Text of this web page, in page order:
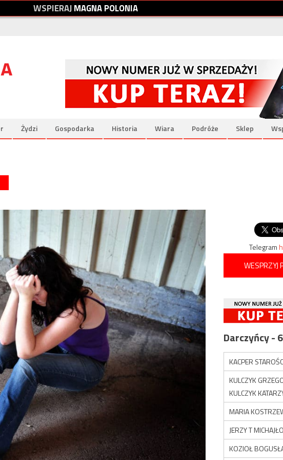
WSPIERAJMAGNAPOLONIA
Żydzi Gospodarka Historia Wiara Podróże Sklep
Telegram
WESPRZYJ
Darczyńcy -
KACPER
KULCZYK
KULCZYK
MARIA
JERZY T
KOZIOŁ